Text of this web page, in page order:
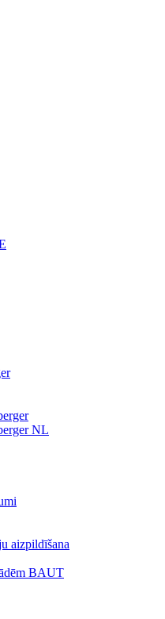
NL
aizpildīšana
BAUT